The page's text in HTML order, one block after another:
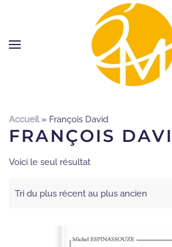
Accueil» François David
FRANÇOIS
Voici le seul résultat